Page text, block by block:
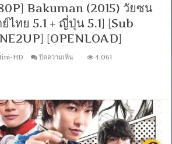
Bakuman (2015) วัยซน
ไทย 5.1 + ญี่ปุ่น 5.1] [Sub
[OPENLOAD]
HD ปิดความเห็น
(2015)
วัย
ซน
คน
การ์ตูน
4,061